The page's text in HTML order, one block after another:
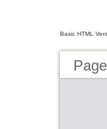
Basic HTML